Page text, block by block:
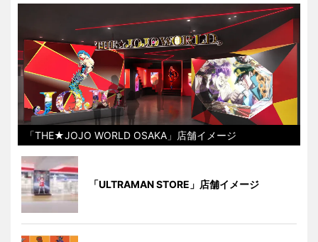
「THE★JOJO WORLD OSAKA」店舗イメージ
「ULTRAMAN STORE」店舗イメージ